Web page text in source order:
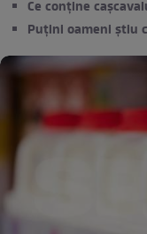
Ce conține
Puțini oameni știu